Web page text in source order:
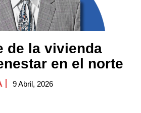
de la vivienda
en el norte
9 Abril, 2026